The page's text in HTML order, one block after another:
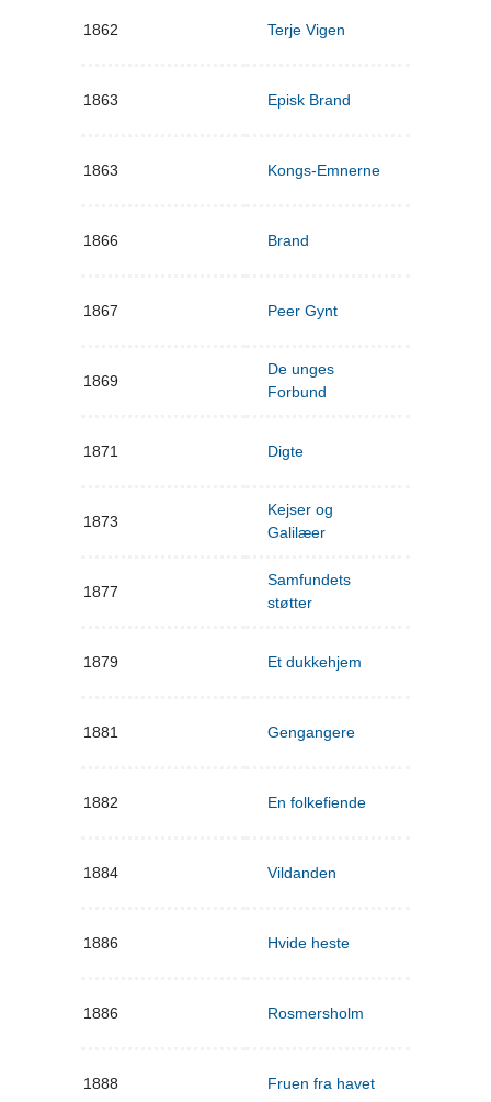
1862 Terje Vigen
1863 Episk Brand
1863 Kongs-Emnerne
1866 Brand
1867 Peer Gynt
1869
De unges
Forbund
1871 Digte
1873
Kejser og
Galilæer
1877
Samfundets
støtter
1879 Et dukkehjem
1881 Gengangere
1882 En folkefiende
1884 Vildanden
1886 Hvide heste
1886 Rosmersholm
1888 Fruen fra havet